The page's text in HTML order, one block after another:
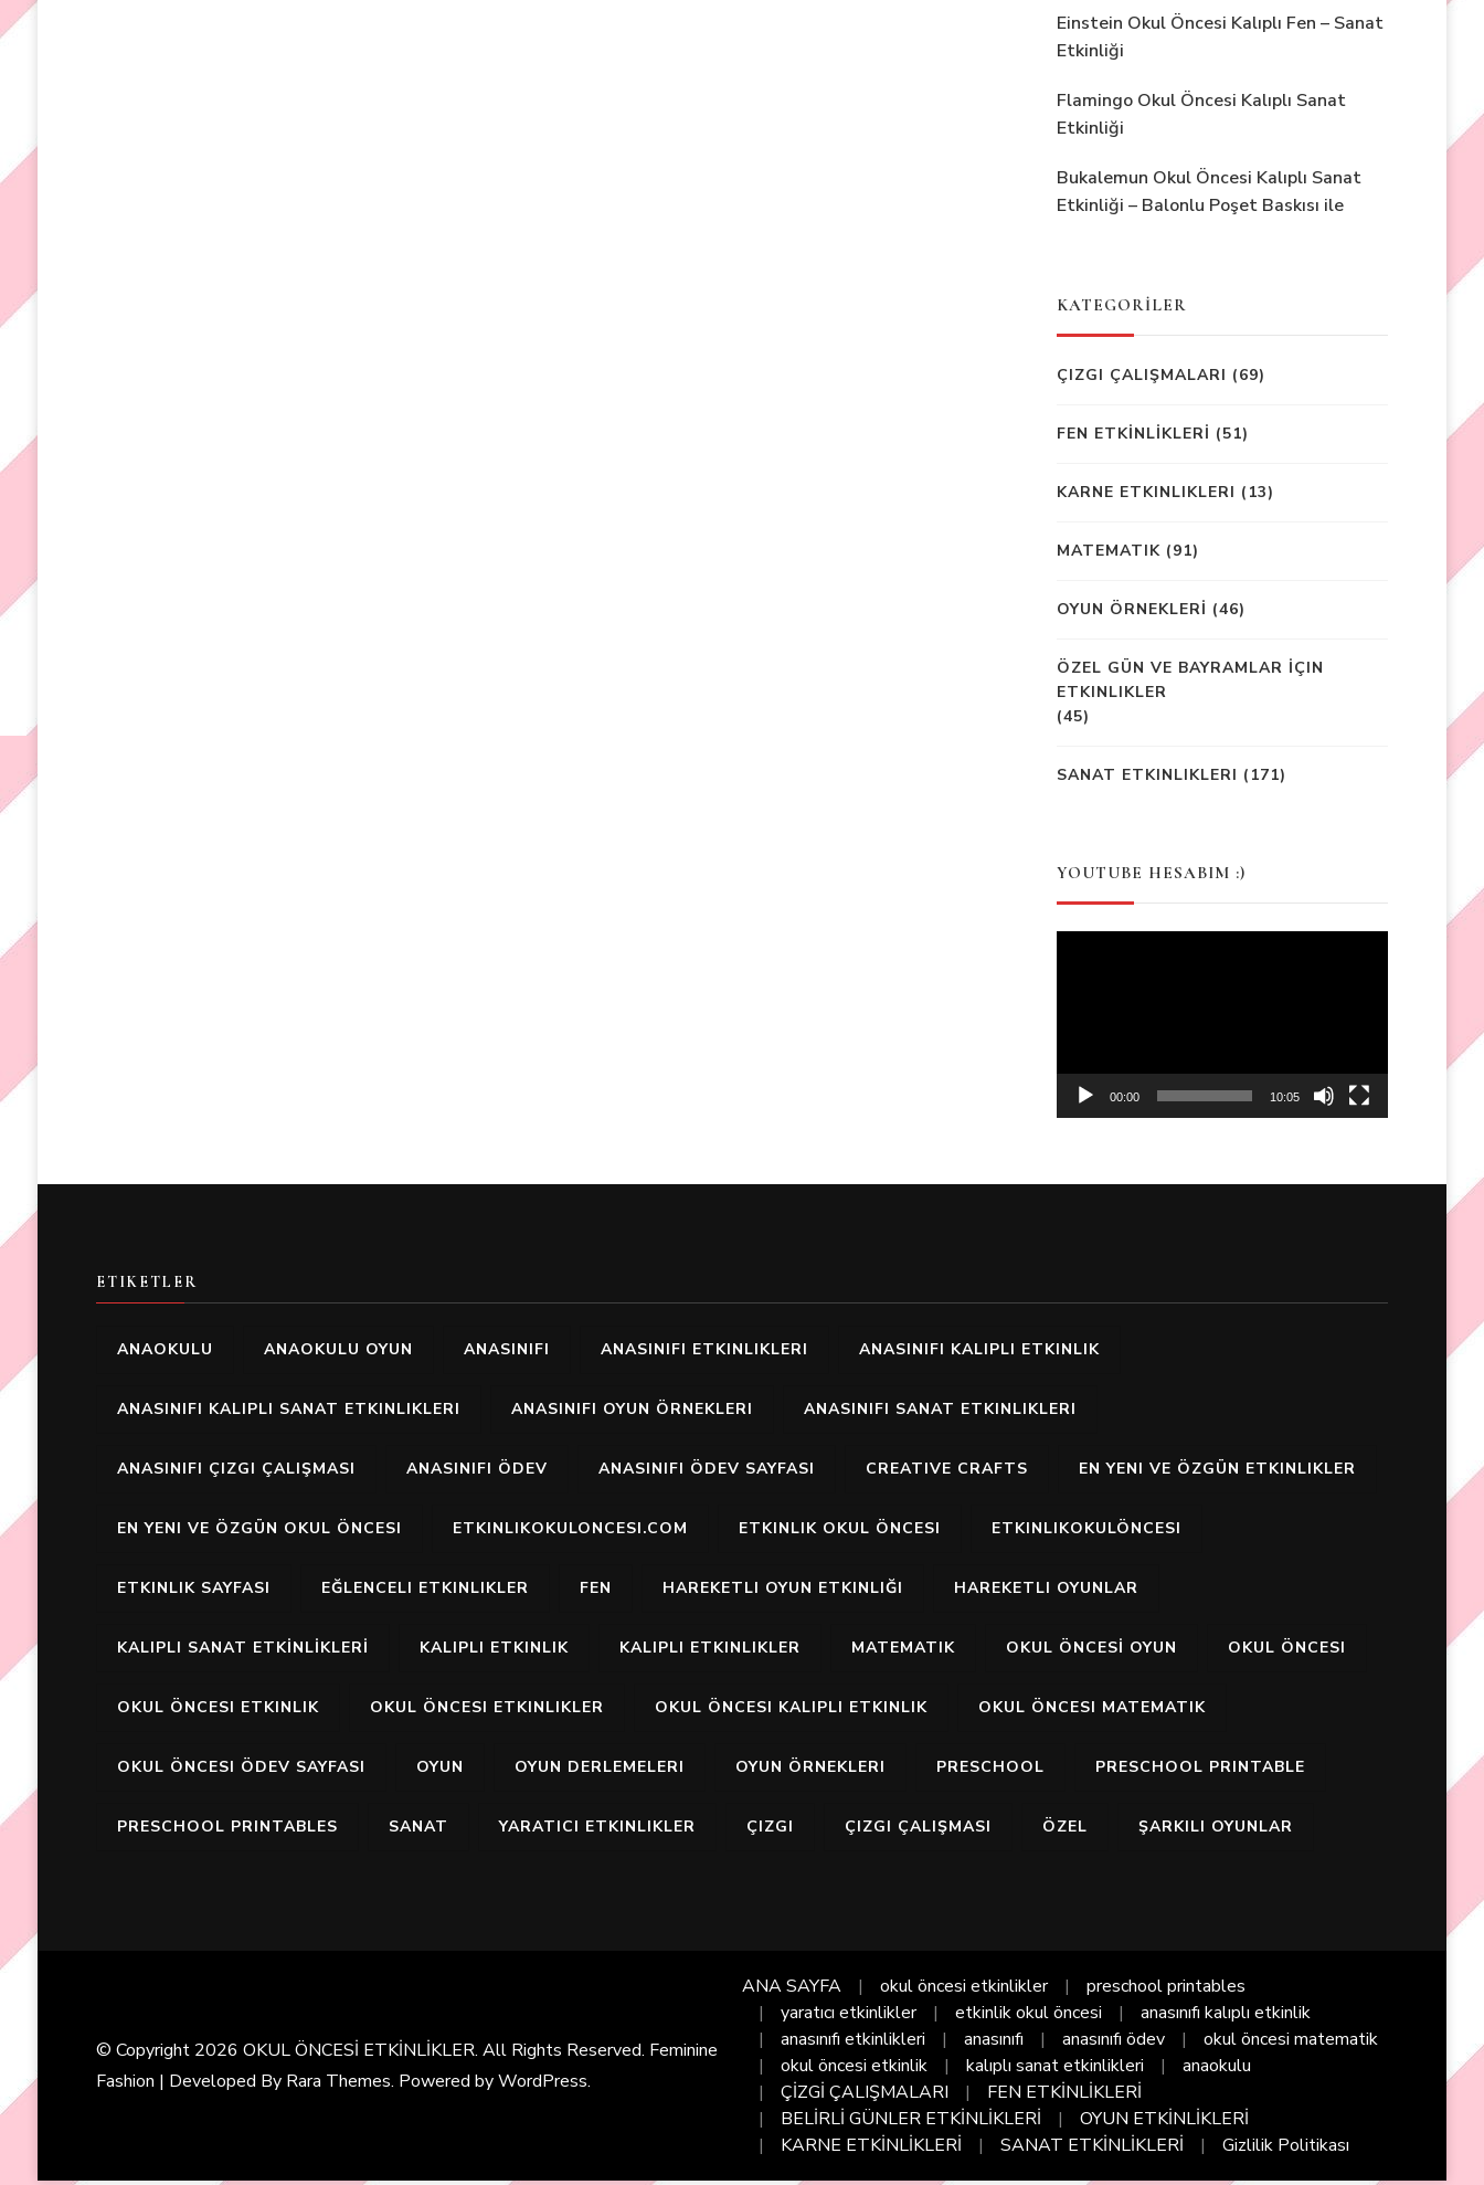
Einstein Okul Öncesi Kalıplı Fen – Sanat
Etkinliği
Flamingo Okul Öncesi Kalıplı Sanat
Etkinliği
Bukalemun Okul Öncesi Kalıplı Sanat
Etkinliği – Balonlu Poşet Baskısı ile
KATEGORİLER
ÇIZGI ÇALIŞMALARI (69)
FEN ETKİNLİKLERİ (51)
KARNE ETKINLIKLERI (13)
MATEMATIK(91)
OYUN ÖRNEKLERİ (46)
ÖZEL GÜN VE BAYRAMLAR İÇIN
ETKINLIKLER
(45)
SANAT ETKINLIKLERI (171)
YOUTUBE HESABIM :)
00:00 10:05
ETIKETLER
ANAOKULU ANAOKULU OYUN ANASINIFI ANASINIFI ETKINLIKLERI ANASINIFI KALIPLI ETKINLIK
ANASINIFI KALIPLI SANAT ETKINLIKLERI ANASINIFI OYUN ÖRNEKLERI ANASINIFI SANAT ETKINLIKLERI
ANASINIFI ÇIZGI ÇALIŞMASI ANASINIFI ÖDEV ANASINIFI ÖDEV SAYFASI CREATIVE CRAFTS EN YENI VE ÖZGÜN ETKINLIKLER
EN YENI VE ÖZGÜN OKUL ÖNCESI ETKINLIKOKULONCESI.COM ETKINLIK OKUL ÖNCESI ETKINLIKOKULÖNCESI
ETKINLIK SAYFASI EĞLENCELI ETKINLIKLER FEN HAREKETLI OYUN ETKINLIĞI HAREKETLI OYUNLAR
KALIPLI SANAT ETKİNLİKLERİ KALIPLI ETKINLIK KALIPLI ETKINLIKLER MATEMATIK OKUL ÖNCESİ OYUN OKUL ÖNCESI
OKUL ÖNCESI ETKINLIK OKUL ÖNCESI ETKINLIKLER OKUL ÖNCESI KALIPLI ETKINLIK OKUL ÖNCESI MATEMATIK
OKUL ÖNCESI ÖDEV SAYFASI OYUN OYUN DERLEMELERI OYUN ÖRNEKLERI PRESCHOOL PRESCHOOL PRINTABLE
PRESCHOOL PRINTABLES SANAT YARATICI ETKINLIKLER ÇIZGI ÇIZGI ÇALIŞMASI ÖZEL ŞARKILI OYUNLAR
© Copyright 2026 OKUL ÖNCESİ ETKİNLİKLER. All Rights Reserved. Feminine
Fashion | Developed By Rara Themes. Powered byWordPress.
ANA SAYFA okul öncesi etkinlikler
preschool printables
yaratıcı etkinlikler
etkinlik okul öncesi
anasınıfı kalıplı etkinlik
anasınıfı etkinlikleri
anasınıfı anasınıfı ödev
okul öncesi matematik
okul öncesi etkinlik
kalıplı sanat etkinlikleri
anaokulu
ÇİZGİ ÇALIŞMALARI
FEN ETKİNLİKLERİ
BELİRLİ GÜNLER ETKİNLİKLERİ
OYUN ETKİNLİKLERİ
KARNE ETKİNLİKLERİ
SANAT ETKİNLİKLERİ Gizlilik Politikası